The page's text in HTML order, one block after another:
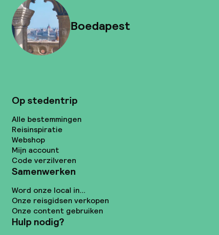
Boedapest
Op stedentrip
Alle bestemmingen
Reisinspiratie
Webshop
Mijn account
Code verzilveren
Samenwerken
Word onze local in...
Onze reisgidsen verkopen
Onze content gebruiken
Hulp nodig?